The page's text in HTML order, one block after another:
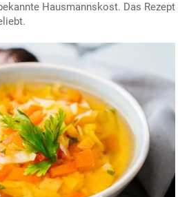
Hausmannskost. Das Rezept